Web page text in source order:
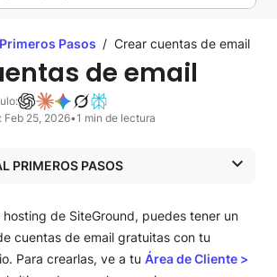
Pasos / Crear cuentas de email
de email
Feb 25, 2026•1 min de lectura
PRIMEROS PASOS
SiteGround
web
de SiteGround, puedes tener un
cuentas de email gratuitas con tu
Para crearlas, ve a tu Área de Cliente >